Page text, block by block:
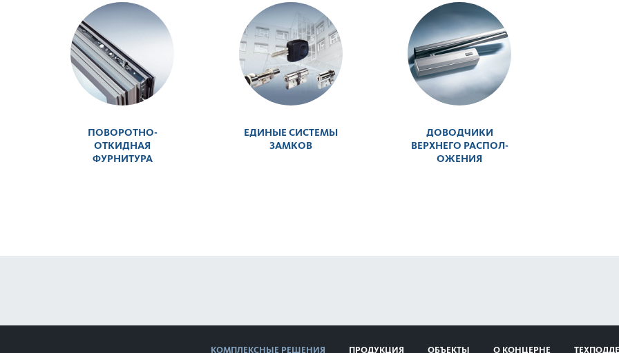
ПОВОРОТНО-
ОТКИДНАЯ
ФУРНИТУРА
ЕДИНЫЕ СИС­ТЕМЫ
ЗАМКОВ
ДОВОД­ЧИКИ
ВЕРХНЕГО РАСПОЛ­
ОЖЕНИЯ
КОМПЛЕКСНЫЕ РЕШЕНИЯ ПРОДУКЦИЯ ОБЪЕКТЫ О КОНЦЕРНЕ